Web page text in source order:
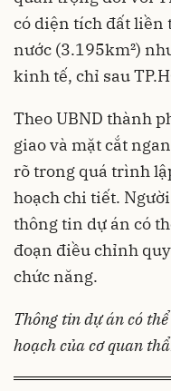
có diện tích đất liền
nước (3.195km²)
kinh tế, chỉ sau
Theo UBND thành
giao và mặt cắt
rõ trong quá trình
hoạch chi tiết.
thông tin dự án có
đoạn điều chỉnh
chức năng.
Thông tin dự án có
hoạch của cơ quan